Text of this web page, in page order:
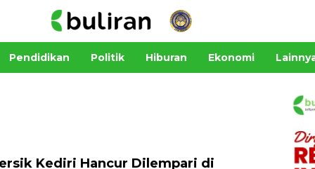
Pendidikan Politik Hiburan Ekonomi
Kediri Hancur Dilempari di